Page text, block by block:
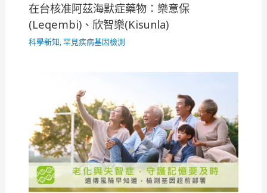
在台核准阿茲海默症藥物：樂意保
(Leqembi)、欣智樂(Kisunla)
科學新知,罕見疾病基因檢測